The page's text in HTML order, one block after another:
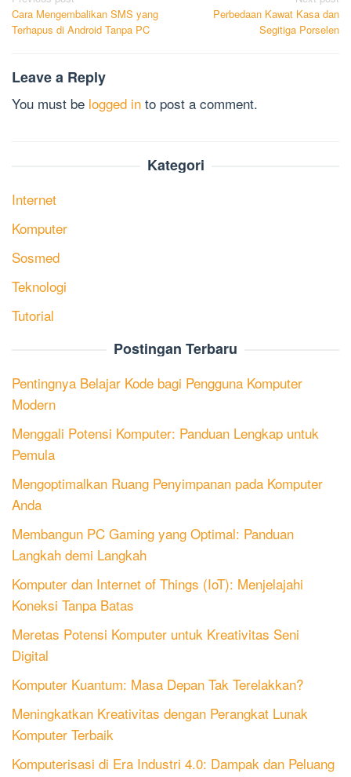
navigation
Cara Mengembalikan SMS yang
Terhapus di Android Tanpa PC
Perbedaan Kawat Kasa dan
Segitiga Porselen
Leave a Reply
You must be logged in to post a comment.
Kategori
Internet
Komputer
Sosmed
Teknologi
Tutorial
Postingan Terbaru
Pentingnya Belajar Kode bagi Pengguna Komputer
Modern
Menggali Potensi Komputer: Panduan Lengkap untuk
Pemula
Mengoptimalkan Ruang Penyimpanan pada Komputer
Anda
Membangun PC Gaming yang Optimal: Panduan
Langkah demi Langkah
Komputer dan Internet of Things (IoT): Menjelajahi
Koneksi Tanpa Batas
Meretas Potensi Komputer untuk Kreativitas Seni
Digital
Komputer Kuantum: Masa Depan Tak Terelakkan?
Meningkatkan Kreativitas dengan Perangkat Lunak
Komputer Terbaik
Komputerisasi di Era Industri 4.0: Dampak dan Peluang